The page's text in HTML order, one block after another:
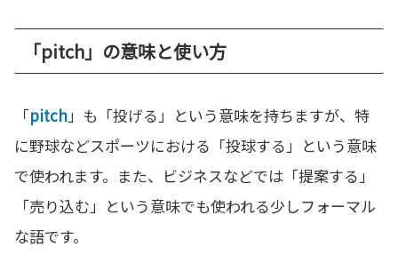
「pitch」の意味と使い方
「pitch」も「投げる」という意味を持ちますが、特
に野球などスポーツにおける「投球する」という意味
で使われます。また、ビジネスなどでは「提案する」
「売り込む」という意味でも使われる少しフォーマル
な語です。